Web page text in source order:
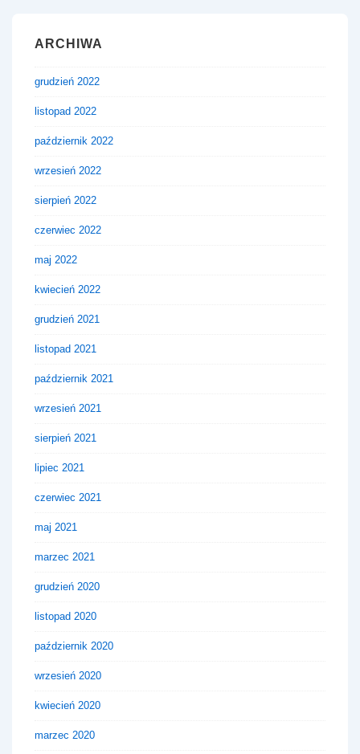
ARCHIWA
grudzień 2022
listopad 2022
październik 2022
wrzesień 2022
sierpień 2022
czerwiec 2022
maj 2022
kwiecień 2022
grudzień 2021
listopad 2021
październik 2021
wrzesień 2021
sierpień 2021
lipiec 2021
czerwiec 2021
maj 2021
marzec 2021
grudzień 2020
listopad 2020
październik 2020
wrzesień 2020
kwiecień 2020
marzec 2020